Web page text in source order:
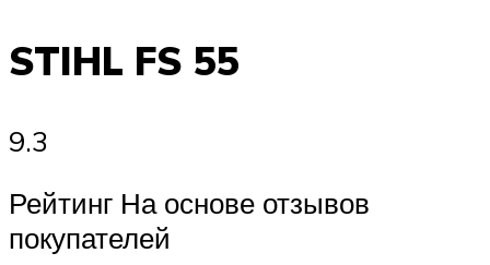
STIHL FS 55
9.3
Рейтинг На основе отзывов
покупателей